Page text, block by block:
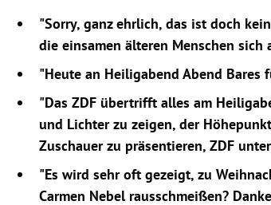
"Sorry, ganz ehrlich, das ist doch
die einsamen älteren Menschen sich
"Heute an Heiligabend Abend Bares
"Das ZDF übertrifft alles am
und Lichter zu zeigen, der
Zuschauer zu präsentieren, ZDF
"Es wird sehr oft gezeigt, zu
Carmen Nebel rausschmeißen?